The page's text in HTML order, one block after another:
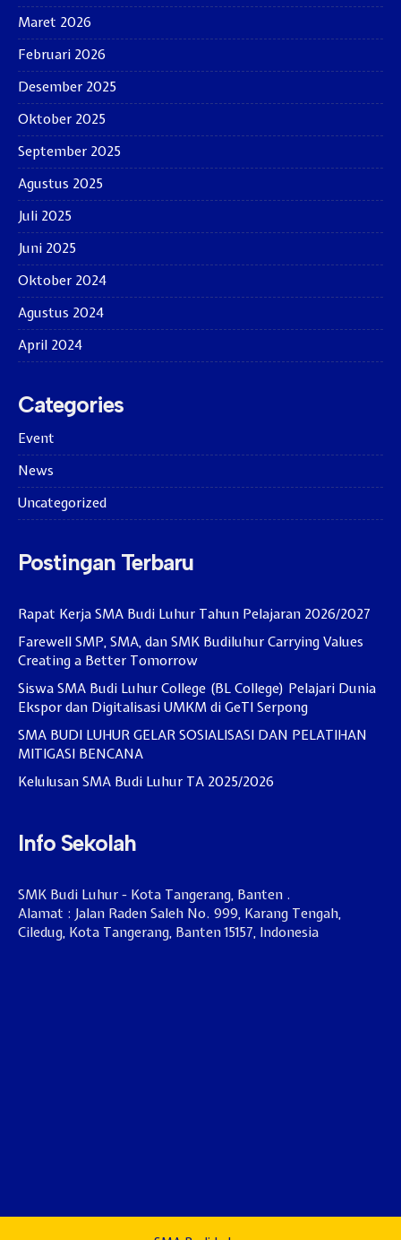
Maret 2026
Februari 2026
Desember 2025
Oktober 2025
September 2025
Agustus 2025
Juli 2025
Juni 2025
Oktober 2024
Agustus 2024
April 2024
Categories
Event
News
Uncategorized
Postingan Terbaru
Rapat Kerja SMA Budi Luhur Tahun Pelajaran 2026/2027
Farewell SMP, SMA, dan SMK Budiluhur Carrying Values
Creating a Better Tomorrow
Siswa SMA Budi Luhur College (BL College) Pelajari Dunia
Ekspor dan Digitalisasi UMKM di GeTI Serpong
SMA BUDI LUHUR GELAR SOSIALISASI DAN PELATIHAN
MITIGASI BENCANA
Kelulusan SMA Budi Luhur TA 2025/2026
Info Sekolah
SMK Budi Luhur - Kota Tangerang, Banten .
Alamat : Jalan Raden Saleh No. 999, Karang Tengah,
Ciledug, Kota Tangerang, Banten 15157, Indonesia